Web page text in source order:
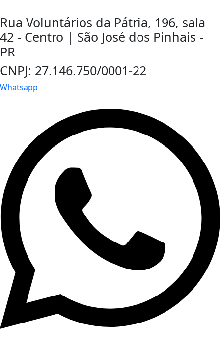
Rua Voluntários da Pátria, 196, sala
42 - Centro | São José dos Pinhais -
PR
CNPJ: 27.146.750/0001-22
Whatsapp